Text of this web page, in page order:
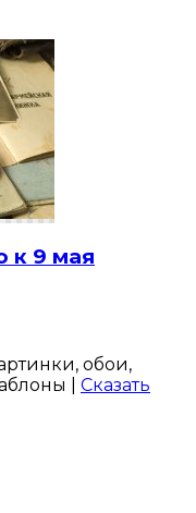
к 9 мая
обои,
| Сказать